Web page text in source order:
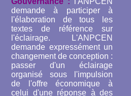
demande à participer à
l'élaboration de tous les
textes de référence sur
l'éclairage. L'ANPCEN
demande expressément un
changement de conception :
passer d'un éclairage
organisé sous l'impulsion
de l'offre économique à
celui d'une réponse à des